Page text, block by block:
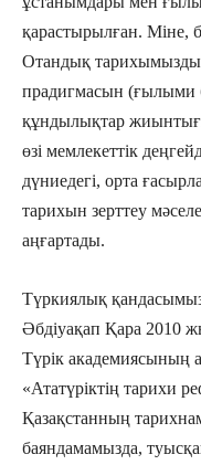
қарастырылған. Міне,
Отандық
прадигмасын (ғылыми
құндылықтар
өзі мемлекеттік
дүниедегі, орта
тарихын зерттеу
аңғартады.
Түркиялық
Әбдіуақап Қара 2010
Түрік
«Ататүріктің тарихи
Қазақстанның
баяндамамызда,